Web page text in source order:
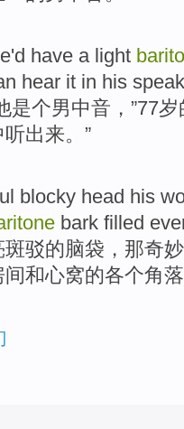
'd have a light
hear it in his
是个男中音 ，”77岁
听出来。”
blocky head his
bark filled
斑驳的脑袋 ，那奇妙
间和心窝的各个角落